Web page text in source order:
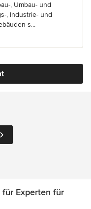
, Umbau- und
, Industrie- und
s...
Experten für